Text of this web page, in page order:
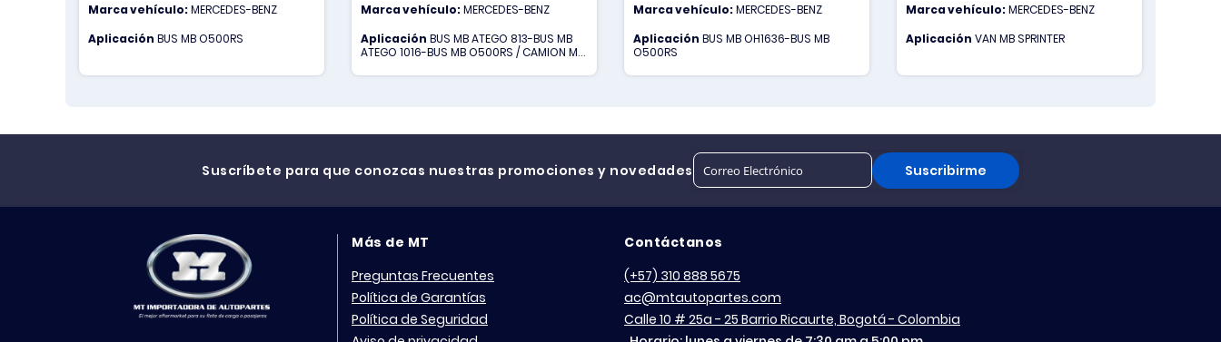
Marca vehículo:MERCEDES-BENZ
Aplicación BUS MB O500RS
Marca vehículo:MERCEDES-BENZ
Aplicación BUS MB ATEGO 813-BUS MB
ATEGO 1016-BUS MB O500RS / CAMION MB
3332K-CAMION MB ACTROS 3335K-
ATEGO 1726-CAMION MB ATEGO 1729
Marca vehículo:MERCEDES-BENZ
Aplicación BUS MB OH1636-BUS MB
O500RS
Marca vehículo:MERCEDES-BENZ
Aplicación VAN MB SPRINTER
Suscríbete para que conozcas nuestras promociones y novedades Suscribirme
Más de MT
Preguntas Frecuentes
Política de Garantías
Política de Seguridad
Contáctanos
(+57) 310 888 5675
ac@mtautopartes.com
Calle 10 # 25a - 25 Barrio Ricaurte, Bogotá - Colombia